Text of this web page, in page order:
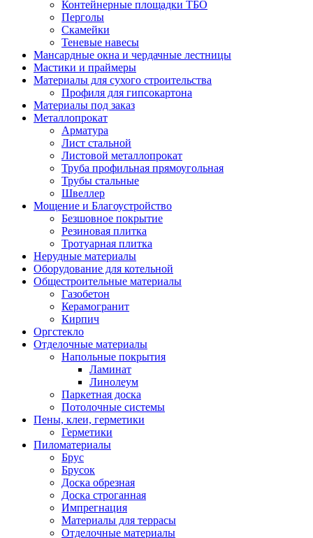
Контейнерные площадки ТБО
Перголы
Скамейки
Теневые навесы
Мансардные окна и чердачные лестницы
Мастики и праймеры
Материалы для сухого строительства
Профиля для гипсокартона
Материалы под заказ
Металлопрокат
Арматура
Лист стальной
Листовой металлопрокат
Труба профильная прямоугольная
Трубы стальные
Швеллер
Мощение и Благоустройство
Безшовное покрытие
Резиновая плитка
Тротуарная плитка
Нерудные материалы
Оборудование для котельной
Общестроительные материалы
Газобетон
Керамогранит
Кирпич
Оргстекло
Отделочные материалы
Напольные покрытия
Ламинат
Линолеум
Паркетная доска
Потолочные системы
Пены, клеи, герметики
Герметики
Пиломатериалы
Брус
Брусок
Доска обрезная
Доска строганная
Импрегнация
Материалы для террасы
Отделочные материалы